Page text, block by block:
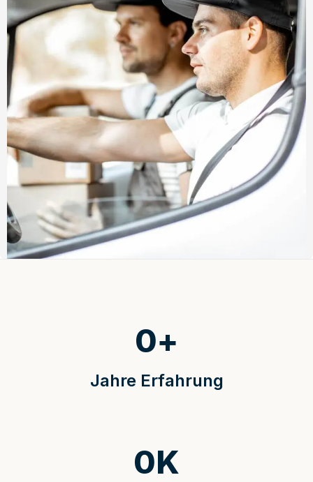
Jahre Erfahrung
0+
0K